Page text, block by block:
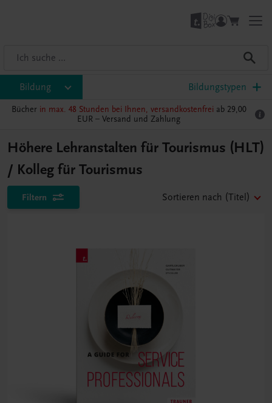
Bildung Bildungstypen
Bücher in max. 48 Stunden bei Ihnen, versandkostenfrei ab 29,00
EUR – Versand und Zahlung
Höhere Lehranstalten für Tourismus (HLT)
/ Kolleg für Tourismus
Filtern Sortieren nach (Titel)